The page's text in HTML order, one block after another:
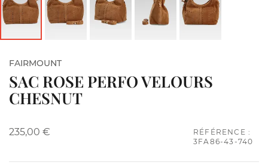
FAIRMOUNT
SAC ROSE PERFO VELOURS
CHESNUT
235,00 €
RÉFÉRENCE :
3FA86-43-740